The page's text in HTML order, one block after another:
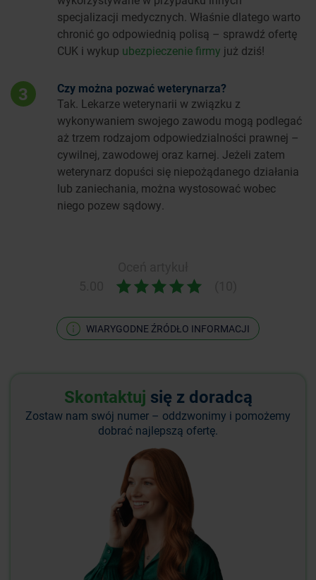
specjalizacji medycznych. Właśnie dlatego warto
chronić go odpowiednią polisą – sprawdź ofertę
CUK i wykup ubezpieczenie firmy już dziś!
3
Czy można pozwać weterynarza?
Tak. Lekarze weterynarii w związku z
wykonywaniem swojego zawodu mogą podlegać
aż trzem rodzajom odpowiedzialności prawnej –
cywilnej, zawodowej oraz karnej. Jeżeli zatem
weterynarz dopuści się niepożądanego działania
lub zaniechania, można wystosować wobec
niego pozew sądowy.
WIARYGODNE ŹRÓDŁO INFORMACJI
Skontaktuj się z doradcą
Zostaw nam swój numer – oddzwonimy i pomożemy
dobrać najlepszą ofertę.